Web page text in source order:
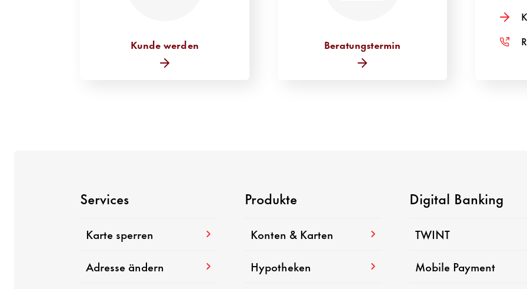
Kunde werden Beratungstermin
Services
Karte sperren
Adresse ändern
Produkte
Konten & Karten
Hypotheken
Digital Banking
TWINT
Mobile Payment